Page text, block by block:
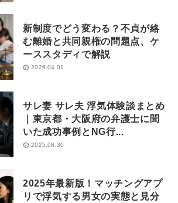
新制度でどう変わる？不貞が絡
む離婚と共同親権の問題点、ケ
ーススタディで解説
2026.04.01
サレ妻 サレ夫 浮気体験談まとめ
｜東京都・大阪府の弁護士に聞
いた成功事例とNG行...
2025.08.30
2025年最新版！マッチングアプ
リで浮気する男女の実態と見分